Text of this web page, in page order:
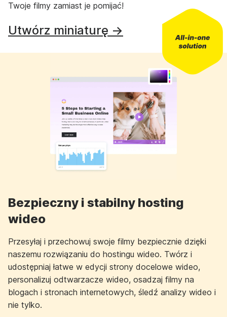
Twoje filmy zamiast je pomijać!
Utwórz miniaturę →
Bezpieczny i stabilny hosting
wideo
Przesyłaj i przechowuj swoje filmy bezpiecznie dzięki
naszemu rozwiązaniu do hostingu wideo. Twórz i
udostępniaj łatwe w edycji strony docelowe wideo,
personalizuj odtwarzacze wideo, osadzaj filmy na
blogach i stronach internetowych, śledź analizy wideo i
nie tylko.